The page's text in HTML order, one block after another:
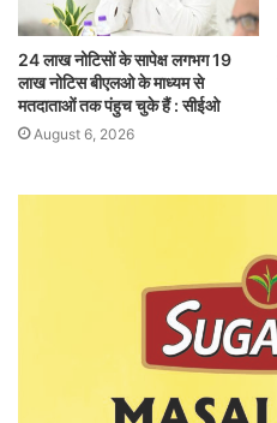
24 लाख नोटिसों के सापेक्ष लगभग 19
लाख नोटिस बीएलओ के माध्यम से
मतदाताओं तक पंहुच चुके हैं : सीईओ
August 6, 2026